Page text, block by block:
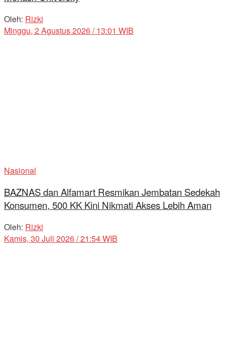
Oleh: Rizki
Minggu, 2 Agustus 2026 / 13:01 WIB
Nasional
BAZNAS dan Alfamart Resmikan Jembatan Sedekah
Konsumen, 500 KK Kini Nikmati Akses Lebih Aman
Oleh: Rizki
Kamis, 30 Juli 2026 / 21:54 WIB